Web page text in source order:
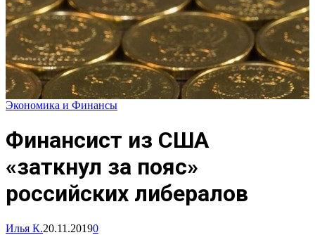
Экономика и Финансы
Финансист из США
«заткнул за пояс»
российских либералов
Илья К.20.11.20190